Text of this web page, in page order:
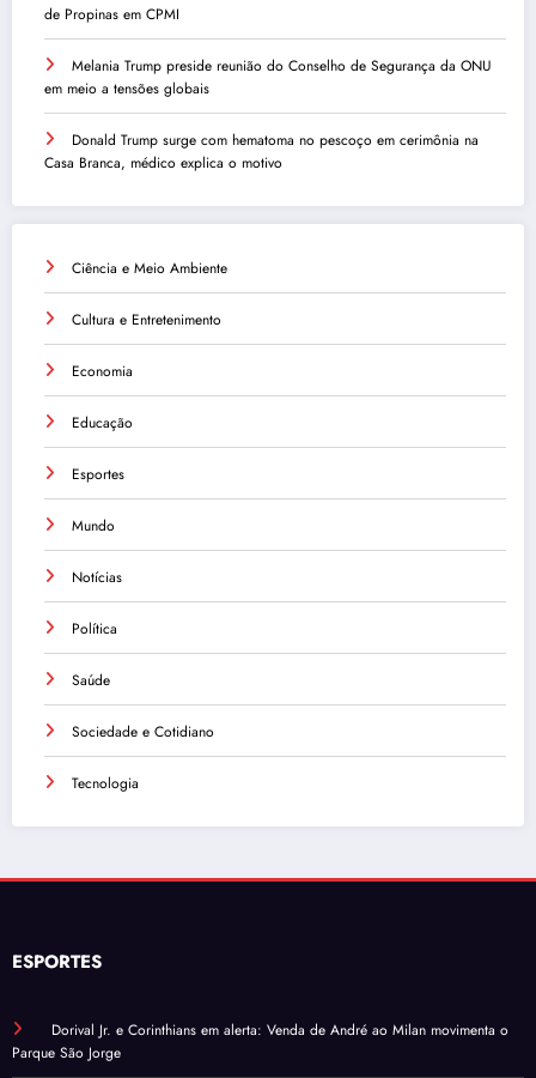
de Propinas em CPMI
Melania Trump preside reunião do Conselho de Segurança da ONU
em meio a tensões globais
Donald Trump surge com hematoma no pescoço em cerimônia na
Casa Branca, médico explica o motivo
Ciência e Meio Ambiente
Cultura e Entretenimento
Economia
Educação
Esportes
Mundo
Notícias
Política
Saúde
Sociedade e Cotidiano
Tecnologia
ESPORTES
Dorival Jr. e Corinthians em alerta: Venda de André ao Milan movimenta o
Parque São Jorge